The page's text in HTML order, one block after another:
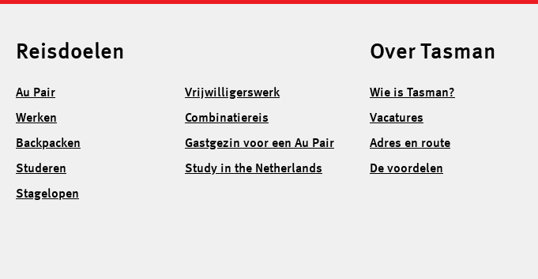
Reisdoelen
Au Pair
Werken
Backpacken
Studeren
Stagelopen
Vrijwilligerswerk
Combinatiereis
Gastgezin voor een Au Pair
Study in the Netherlands
Over Tasman
Wie is Tasman?
Vacatures
Adres en route
De voordelen